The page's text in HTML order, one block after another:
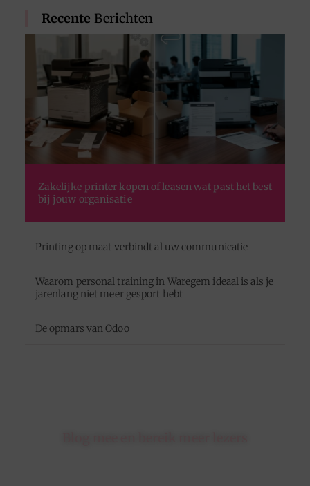
Recente Berichten
Zakelijke printer kopen of leasen wat past het best
bij jouw organisatie
Printing op maat verbindt al uw communicatie
Waarom personal training in Waregem ideaal is als je
jarenlang niet meer gesport hebt
De opmars van Odoo